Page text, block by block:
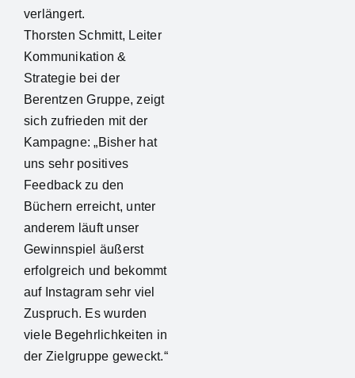
verlängert.
Thorsten Schmitt, Leiter
Kommunikation &
Strategie bei der
Berentzen Gruppe, zeigt
sich zufrieden mit der
Kampagne: „Bisher hat
uns sehr positives
Feedback zu den
Büchern erreicht, unter
anderem läuft unser
Gewinnspiel äußerst
erfolgreich und bekommt
auf Instagram sehr viel
Zuspruch. Es wurden
viele Begehrlichkeiten in
der Zielgruppe geweckt.“